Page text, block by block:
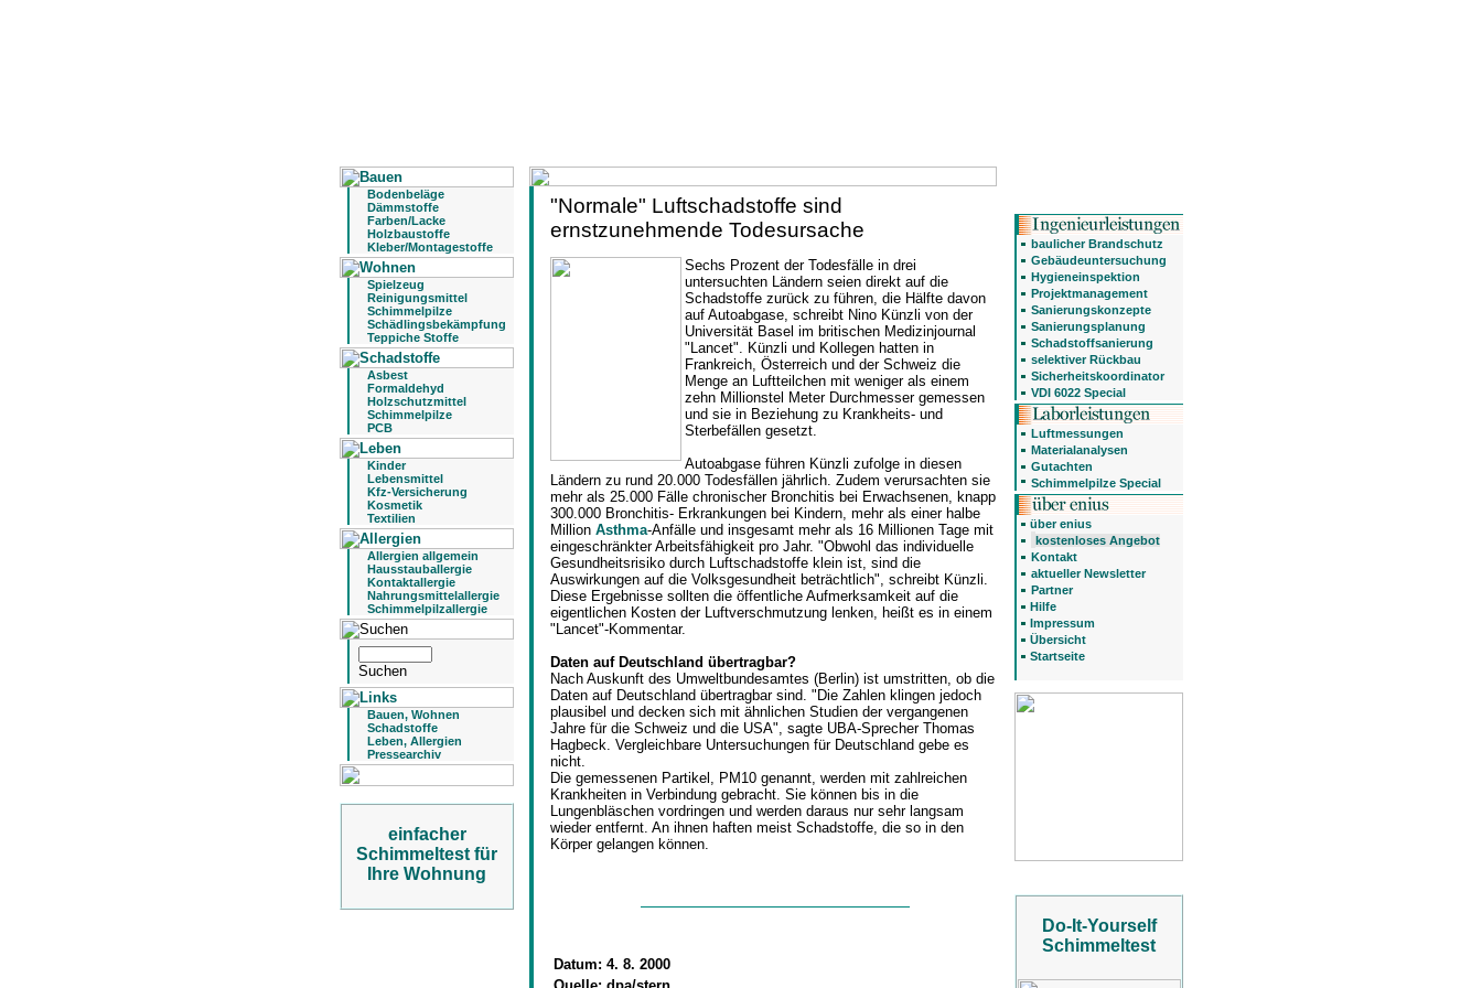
Bodenbeläge
Dämmstoffe
Farben/Lacke
Holzbaustoffe
Kleber/Montagestoffe
Spielzeug
Reinigungsmittel
Schimmelpilze
Schädlingsbekämpfung
Teppiche Stoffe
Asbest
Formaldehyd
Holzschutzmittel
Schimmelpilze
PCB
Kinder
Lebensmittel
Kfz-Versicherung
Kosmetik
Textilien
Allergien allgemein
Hausstauballergie
Kontaktallergie
Nahrungsmittelallergie
Schimmelpilzallergie
Bauen, Wohnen
Schadstoffe
Leben, Allergien
Pressearchiv
einfacher
Schimmeltest für
Ihre Wohnung
"Normale" Luftschadstoffe sind
ernstzunehmende Todesursache
Sechs Prozent der Todesfälle in drei
untersuchten Ländern seien direkt auf die
Schadstoffe zurück zu führen, die Hälfte davon
auf Autoabgase, schreibt Nino Künzli von der
Universität Basel im britischen Medizinjournal
"Lancet". Künzli und Kollegen hatten in
Frankreich, Österreich und der Schweiz die
Menge an Luftteilchen mit weniger als einem
zehn Millionstel Meter Durchmesser gemessen
und sie in Beziehung zu Krankheits- und
Sterbefällen gesetzt.
Autoabgase führen Künzli zufolge in diesen
Ländern zu rund 20.000 Todesfällen jährlich. Zudem verursachten sie
mehr als 25.000 Fälle chronischer Bronchitis bei Erwachsenen, knapp
300.000 Bronchitis- Erkrankungen bei Kindern, mehr als einer halbe
Million Asthma-Anfälle und insgesamt mehr als 16 Millionen Tage mit
eingeschränkter Arbeitsfähigkeit pro Jahr. "Obwohl das individuelle
Gesundheitsrisiko durch Luftschadstoffe klein ist, sind die
Auswirkungen auf die Volksgesundheit beträchtlich", schreibt Künzli.
Diese Ergebnisse sollten die öffentliche Aufmerksamkeit auf die
eigentlichen Kosten der Luftverschmutzung lenken, heißt es in einem
"Lancet"-Kommentar.
Daten auf Deutschland übertragbar?
Nach Auskunft des Umweltbundesamtes (Berlin) ist umstritten, ob die
Daten auf Deutschland übertragbar sind. "Die Zahlen klingen jedoch
plausibel und decken sich mit ähnlichen Studien der vergangenen
Jahre für die Schweiz und die USA", sagte UBA-Sprecher Thomas
Hagbeck. Vergleichbare Untersuchungen für Deutschland gebe es
nicht.
Die gemessenen Partikel, PM10 genannt, werden mit zahlreichen
Krankheiten in Verbindung gebracht. Sie können bis in die
Lungenbläschen vordringen und werden daraus nur sehr langsam
wieder entfernt. An ihnen haften meist Schadstoffe, die so in den
Körper gelangen können.
Datum: 4. 8. 2000
baulicher Brandschutz
Gebäudeuntersuchung
Hygieneinspektion
Projektmanagement
Sanierungskonzepte
Sanierungsplanung
Schadstoffsanierung
selektiver Rückbau
Sicherheitskoordinator
VDI 6022 Special
Luftmessungen
Materialanalysen
Gutachten
Schimmelpilze Special
über enius
kostenloses Angebot
Kontakt
aktueller Newsletter
Partner
Hilfe
Impressum
Übersicht
Startseite
Do-It-Yourself
Schimmeltest